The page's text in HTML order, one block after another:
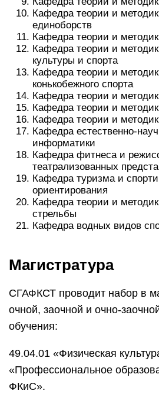
Кафедра теории и
единоборств
Кафедра теории и
Кафедра теории и
культуры и спорта
Кафедра теории и
конькобежного спорта
Кафедра теории и
Кафедра теории и
Кафедра теории и
Кафедра естественно-
информатики
Кафедра фитнеса и
театрализованных
Кафедра туризма и
ориентирования
Кафедра теории и
стрельбы
Кафедра водных видов
Магистратура
СГАФКСТ проводит набор в
очной, заочной и очно-
обучения:
49.04.01 «Физическая
«Профессиональное
ФКиС».